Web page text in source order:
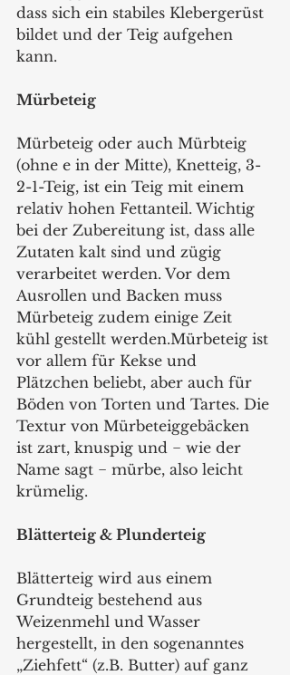
dass sich ein stabiles Klebergerüst
bildet und der Teig aufgehen
kann.
Mürbeteig
Mürbeteig oder auch Mürbteig
(ohne e in der Mitte), Knetteig, 3-
2-1-Teig, ist ein Teig mit einem
relativ hohen Fettanteil. Wichtig
bei der Zubereitung ist, dass alle
Zutaten kalt sind und zügig
verarbeitet werden. Vor dem
Ausrollen und Backen muss
Mürbeteig zudem einige Zeit
kühl gestellt werden.Mürbeteig ist
vor allem für Kekse und
Plätzchen beliebt, aber auch für
Böden von Torten und Tartes. Die
Textur von Mürbeteiggebäcken
ist zart, knuspig und − wie der
Name sagt − mürbe, also leicht
krümelig.
Blätterteig & Plunderteig
Blätterteig wird aus einem
Grundteig bestehend aus
Weizenmehl und Wasser
hergestellt, in den sogenanntes
„Ziehfett“ (z.B. Butter) auf ganz